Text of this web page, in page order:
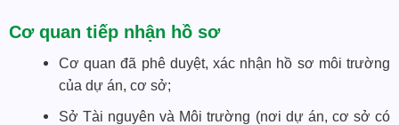
Cơ quan tiếp nhận hồ sơ
Cơ quan đã phê duyệt, xác nhận hồ sơ môi trường
của dự án, cơ sở;
Sở Tài nguyên và Môi trường (nơi dự án, cơ sở có